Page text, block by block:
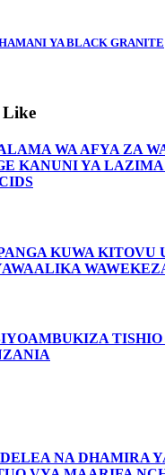
YA BLACK GRANITE
Like
WA AFYA ZA
KANUNI YA
KUWA KITOVU
TISHIO
NA DHAMIRA